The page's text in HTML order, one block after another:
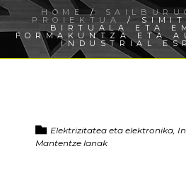
HOME/
PROIEKTUA /
BIRTUALA ETA
FORMAKUNTZA ETA
INDUSTRIAL
Elektrizitatea eta elektronika,
Mantentze lanak